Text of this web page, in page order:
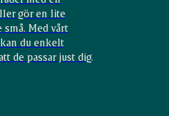
gör en lite
små. Med vårt
du enkelt
de passar just dig.